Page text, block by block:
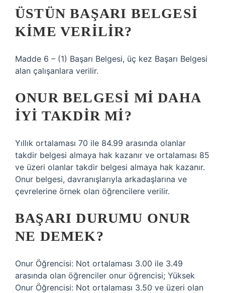
ÜSTÜN BAŞARI BELGESI
KIME VERILIR?
Madde 6 – (1) Başarı Belgesi, üç kez Başarı Belgesi
alan çalışanlara verilir.
ONUR BELGESI MI DAHA
IYI TAKDIR MI?
Yıllık ortalaması 70 ile 84.99 arasında olanlar
takdir belgesi almaya hak kazanır ve ortalaması 85
ve üzeri olanlar takdir belgesi almaya hak kazanır.
Onur belgesi, davranışlarıyla arkadaşlarına ve
çevrelerine örnek olan öğrencilere verilir.
BAŞARI DURUMU ONUR
NE DEMEK?
Onur Öğrencisi: Not ortalaması 3.00 ile 3.49
arasında olan öğrenciler onur öğrencisi; Yüksek
Onur Öğrencisi: Not ortalaması 3.50 ve üzeri olan